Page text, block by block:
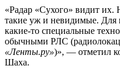
«Радар «Сухого» видит их.
такие уж и невидимые. Для
какие-то специальные
обычными РЛС
«Ленты.ру»)», — отметил
Шаха.